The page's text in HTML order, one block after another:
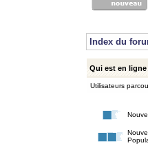
Index du
Qui est en ligne
Utilisateurs